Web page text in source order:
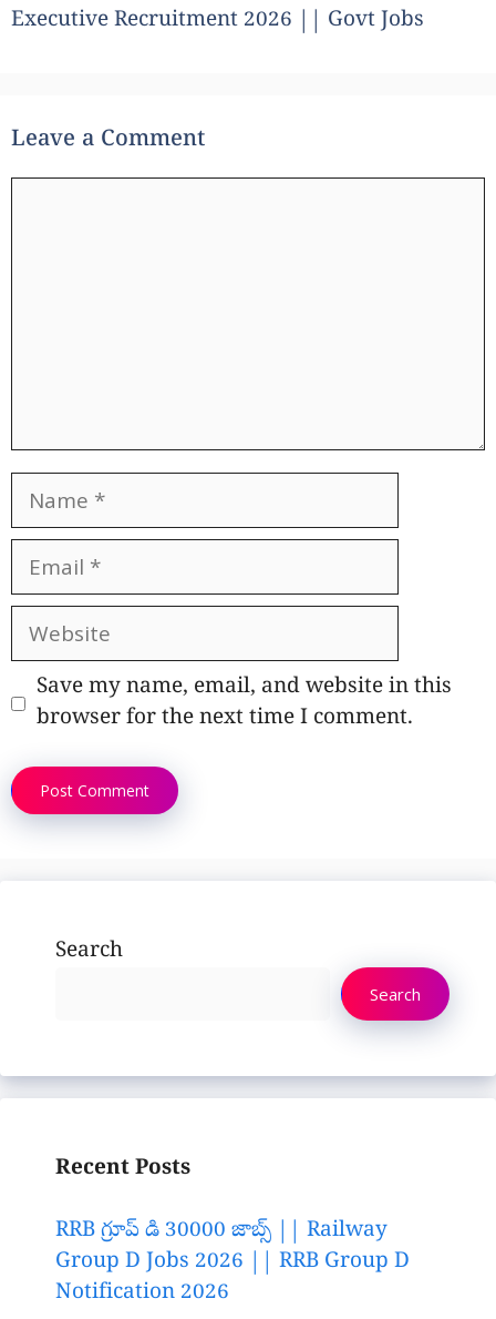
Executive Recruitment 2026 || Govt Jobs
Leave a Comment
Name
Email
Website
Save my name, email, and website in this
browser for the next time I comment.
Search
Search
Recent Posts
RRB గ్రూప్ డి 30000 జాబ్స్ || Railway
Group D Jobs 2026 || RRB Group D
Notification 2026